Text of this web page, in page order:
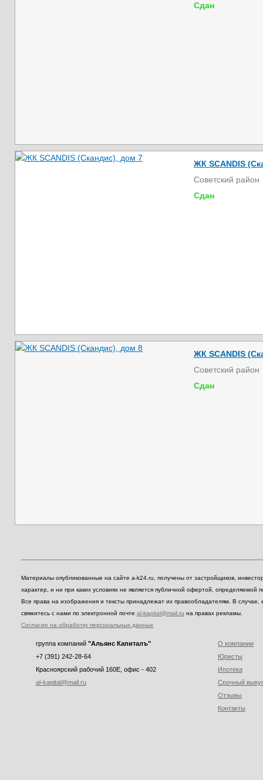
Сдан
ЖК SCANDIS
Советский район
Сдан
ЖК SCANDIS
Советский район
Сдан
Материалы опубликованные на сайте a-k24.ru, получены от застройщиков,
характер, и ни при каких условиях не является публичной офертой,
Все права на изображения и тексты принадлежат их правообладателям. В
свяжитесь с нами по электронной почте al-kapital@mail.ru на правах рекламы.
Согласие на обработку персональных данных
группа компаний "Альянс Капиталъ"
+7 (391) 242-28-64
Красноярский рабочий 160E, офис - 402
al-kapital@mail.ru
О компании
Юристы
Ипотека
Срочный
Отзывы
Контакты